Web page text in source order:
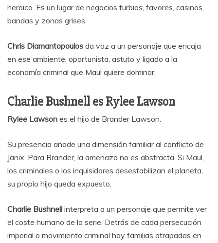
heroico. Es un lugar de negocios turbios, favores, casinos,
bandas y zonas grises.
Chris Diamantopoulos da voz a un personaje que encaja
en ese ambiente: oportunista, astuto y ligado a la
economía criminal que Maul quiere dominar.
Charlie Bushnell es Rylee Lawson
Rylee Lawson es el hijo de Brander Lawson.
Su presencia añade una dimensión familiar al conflicto de
Janix. Para Brander, la amenaza no es abstracta. Si Maul,
los criminales o los inquisidores desestabilizan el planeta,
su propio hijo queda expuesto.
Charlie Bushnell interpreta a un personaje que permite ver
el coste humano de la serie. Detrás de cada persecución
imperial o movimiento criminal hay familias atrapadas en